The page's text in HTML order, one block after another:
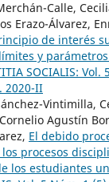
Calle,
Erazo-Álvarez,
de interés
y
SOCIALIS: Vol.
2020-II
Vintimilla,
Agustín
El debido
procesos
los estudiantes